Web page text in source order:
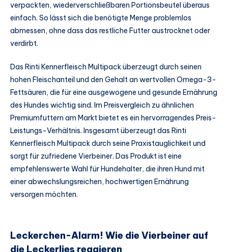
verpackten, wiederverschließbaren Portionsbeutel überaus
einfach. So lässt sich die benötigte Menge problemlos
abmessen, ohne dass das restliche Futter austrocknet oder
verdirbt.
Das Rinti Kennerfleisch Multipack überzeugt durch seinen
hohen Fleischanteil und den Gehalt an wertvollen Omega-3-
Fettsäuren, die für eine ausgewogene und gesunde Ernährung
des Hundes wichtig sind. Im Preisvergleich zu ähnlichen
Premiumfuttern am Markt bietet es ein hervorragendes Preis-
Leistungs-Verhältnis. Insgesamt überzeugt das Rinti
Kennerfleisch Multipack durch seine Praxistauglichkeit und
sorgt für zufriedene Vierbeiner. Das Produkt ist eine
empfehlenswerte Wahl für Hundehalter, die ihren Hund mit
einer abwechslungsreichen, hochwertigen Ernährung
versorgen möchten.
Leckerchen-Alarm! Wie die Vierbeiner auf
die Leckerlies reagieren